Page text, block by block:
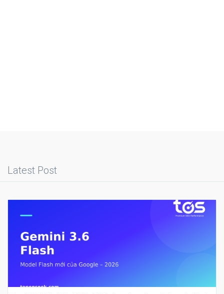
Latest Post